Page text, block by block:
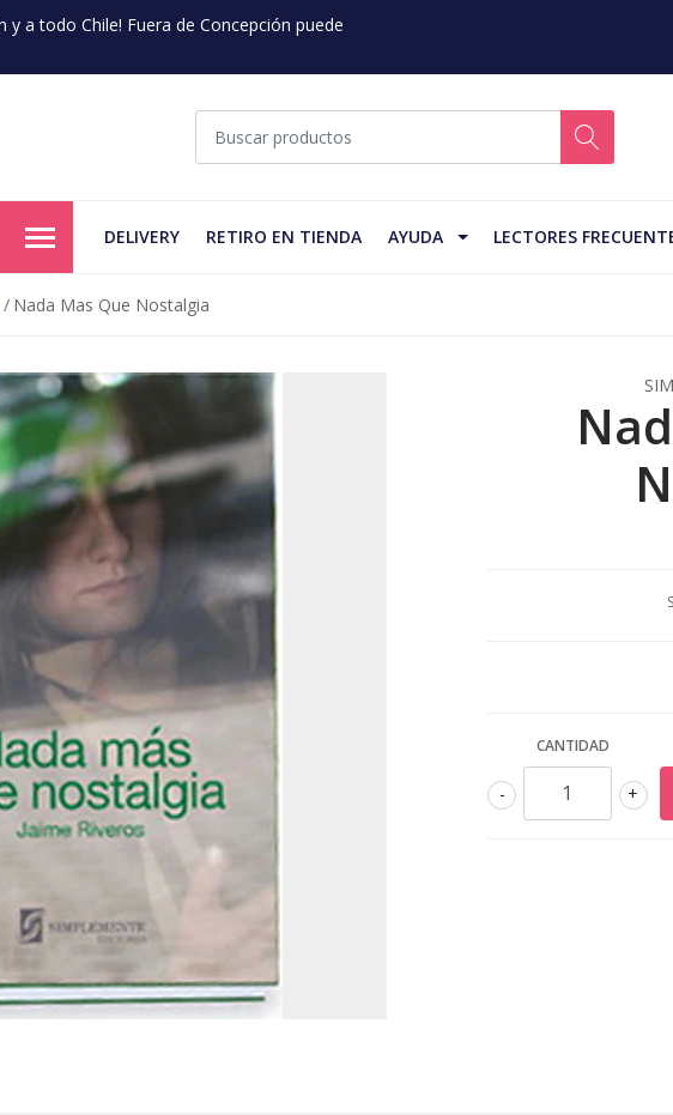
y a todo Chile! Fuera de Concepción puede
DELIVERY RETIRO EN TIENDA AYUDA LECTORES
Nada Mas Que Nostalgia
CANTIDAD
+
-